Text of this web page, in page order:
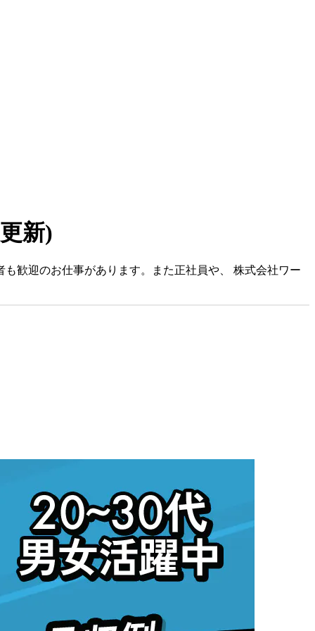
新)
歓迎のお仕事があります。また正社員や、 株式会社ワー